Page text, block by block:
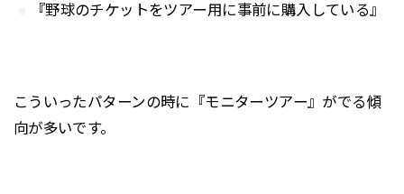
『野球のチケットをツアー用に事前に購入している』
こういったパターンの時に『モニターツアー』がでる傾
向が多いです。